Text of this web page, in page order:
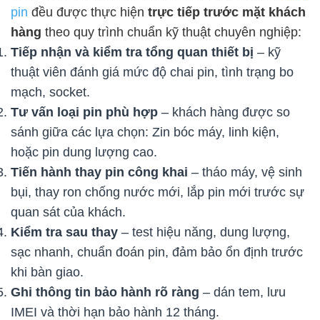
pin đều được thực hiện trực tiếp trước mặt khách
hàng theo quy trình chuẩn kỹ thuật chuyên nghiệp:
Tiếp nhận và kiểm tra tổng quan thiết bị – kỹ
thuật viên đánh giá mức độ chai pin, tình trạng bo
mạch, socket.
Tư vấn loại pin phù hợp – khách hàng được so
sánh giữa các lựa chọn: Zin bóc máy, linh kiện,
hoặc pin dung lượng cao.
Tiến hành thay pin công khai – tháo máy, vệ sinh
bụi, thay ron chống nước mới, lắp pin mới trước sự
quan sát của khách.
Kiểm tra sau thay – test hiệu năng, dung lượng,
sạc nhanh, chuẩn đoán pin, đảm bảo ổn định trước
khi bàn giao.
Ghi thông tin bảo hành rõ ràng – dán tem, lưu
IMEI và thời hạn bảo hành 12 tháng.